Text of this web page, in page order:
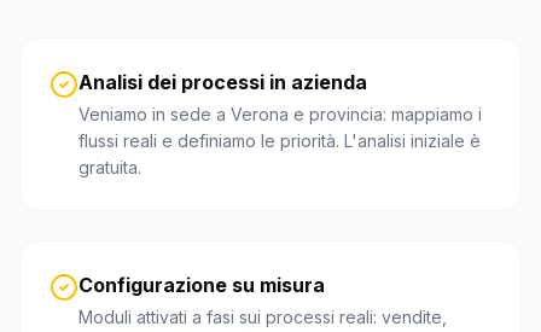
Analisi dei processi in azienda
Veniamo in sede a Verona e provincia: mappiamo i
flussi reali e definiamo le priorità. L'analisi iniziale è
gratuita.
Configurazione su misura
Moduli attivati a fasi sui processi reali: vendite,